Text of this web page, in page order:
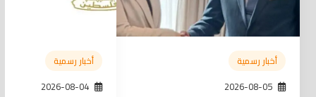
أخبار رسمية
2026-08-05
أخبار رسمية
2026-08-04